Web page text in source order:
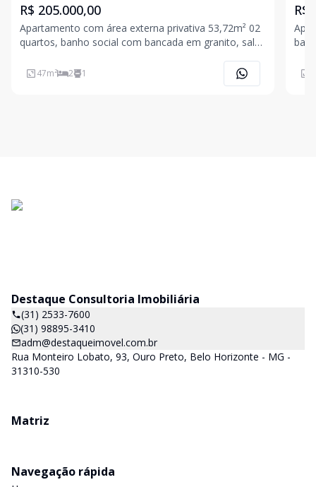
R$ 205.000,00
Apartamento com área externa privativa 53,72m² 02
quartos, banho social com bancada em granito, sala
granito, área privativa com área de serviço. 01 vaga
de garagem descoberta. Piso todo em cerâmica.
47m² 2 1
R$
Destaque Consultoria Imobiliária
(31) 2533-7600
(31) 98895-3410
adm@destaqueimovel.com.br
Rua Monteiro Lobato, 93, Ouro Preto, Belo Horizonte - MG -
31310-530
Matriz
Navegação rápida